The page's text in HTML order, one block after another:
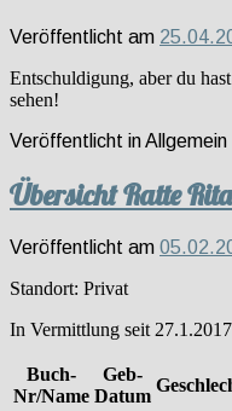
Veröffentlicht am
Entschuldigung, aber du
sehen!
Veröffentlicht inAllgemein
Übersicht Ratte
Veröffentlicht am
Standort: Privat
In Vermittlung seit 27.1.2017
Buch-
Nr/Name
Geb-
Datum